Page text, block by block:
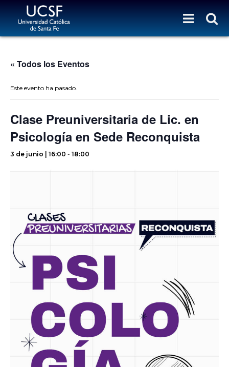
« Todos los Eventos
Este evento ha pasado.
Clase Preuniversitaria de Lic. en
Psicología en Sede Reconquista
3 de junio | 16:00 - 18:00